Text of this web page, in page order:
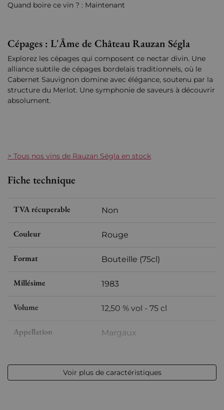
Quand boire ce vin ? : Maintenant
Cépages : L'Âme de Château Rauzan Ségla
Explorez les cépages qui composent ce nectar divin. Une
alliance subtile de cépages bordelais traditionnels, où le
Cabernet Sauvignon domine avec élégance, soutenu par la
structure du Merlot. Une symphonie de saveurs à découvrir
absolument.
> Tous nos vins de Rauzan Ségla en stock
Fiche technique
TVA récuperable Non
Couleur Rouge
Format Bouteille (75cl)
Millésime 1983
Volume 12,50 % vol - 75 cl
Appellation Margaux
Etiquette Légèrement tachée
Voir plus de caractéristiques